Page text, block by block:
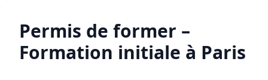
Permis de former –
Formation initiale à Paris